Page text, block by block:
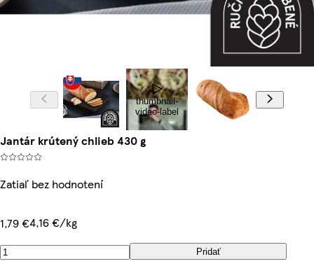
thumbnail-
video-label
Jantár krútený chlieb 430 g
Zatiaľ bez hodnotení
1,79 €4,16 €/kg
Pridať